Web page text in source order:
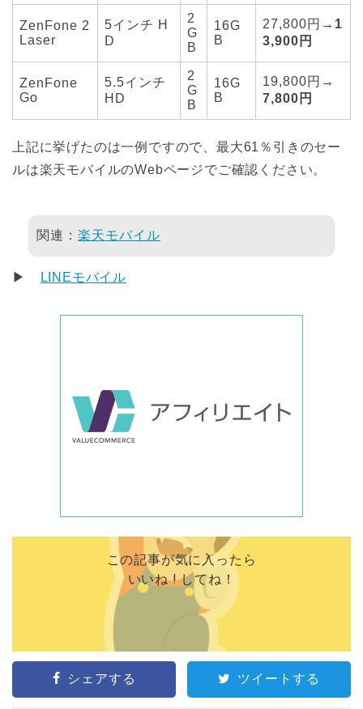
ZenFone 2
Laser
5インチ H
D
2
G
B
16G
B
27,800円→ 1
3,900円
ZenFone
Go
5.5インチ
HD
2
G
B
16G
B
19,800円→
7,800円
上記に挙げたのは一例ですので、最大61％引きのセー
ルは楽天モバイルのWebページでご確認ください。
関連： 楽天モバイル
▶ LINEモバイル
この記事が気に入ったら
いいね ! してね！
シェアする ツイートする